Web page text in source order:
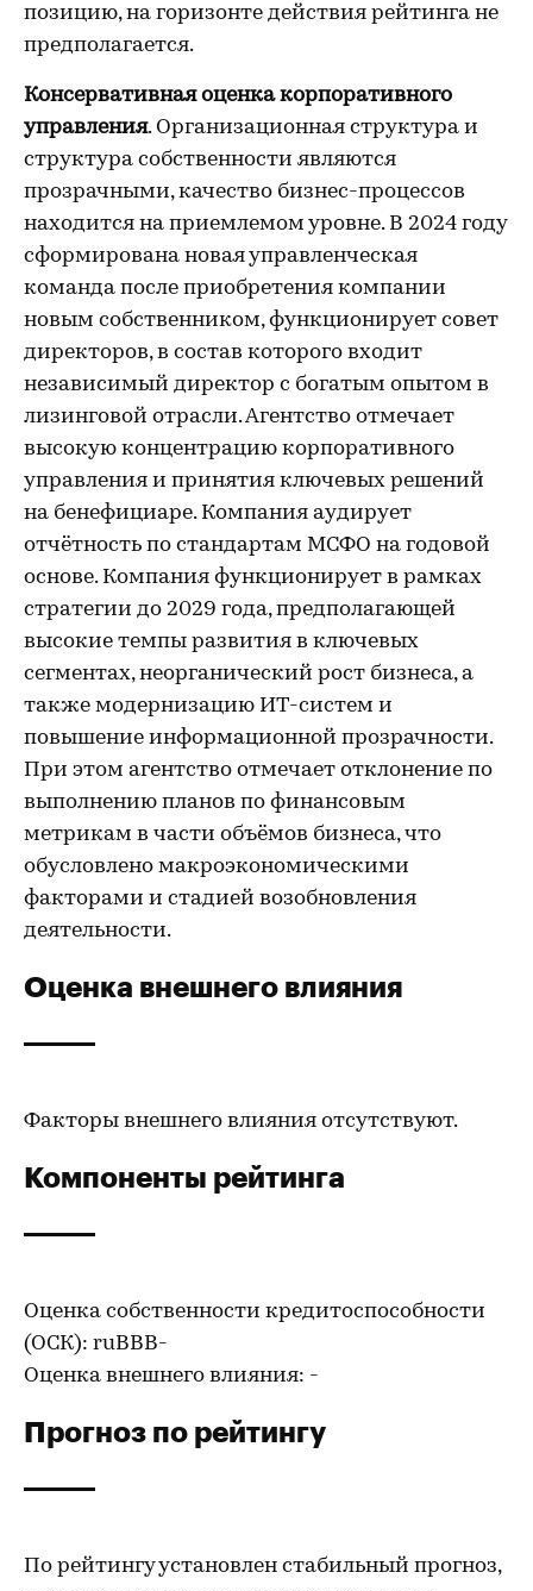
позицию, на горизонте действия рейтинга не
предполагается.
Консервативная оценка корпоративного
управления. Организационная структура и
структура собственности являются
прозрачными, качество бизнес-процессов
находится на приемлемом уровне. В 2024 году
сформирована новая управленческая
команда после приобретения компании
новым собственником, функционирует совет
директоров, в состав которого входит
независимый директор с богатым опытом в
лизинговой отрасли. Агентство отмечает
высокую концентрацию корпоративного
управления и принятия ключевых решений
на бенефициаре. Компания аудирует
отчётность по стандартам МСФО на годовой
основе. Компания функционирует в рамках
стратегии до 2029 года, предполагающей
высокие темпы развития в ключевых
сегментах, неорганический рост бизнеса, а
также модернизацию ИТ-систем и
повышение информационной прозрачности.
При этом агентство отмечает отклонение по
выполнению планов по финансовым
метрикам в части объёмов бизнеса, что
обусловлено макроэкономическими
факторами и стадией возобновления
деятельности.
Оценка внешнего влияния
Факторы внешнего влияния отсутствуют.
Компоненты рейтинга
Оценка собственности кредитоспособности
(ОСК): ruВВВ-
Оценка внешнего влияния: -
Прогноз по рейтингу
По рейтингу установлен стабильный прогноз,